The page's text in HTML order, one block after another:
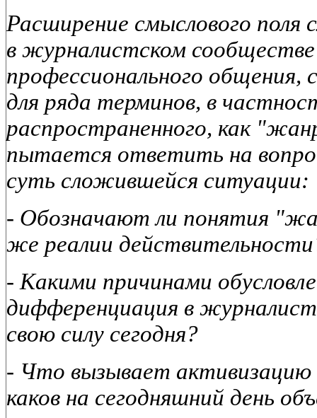
Расширение смыслового
в журналистском
профессионального общения,
для ряда терминов, в
распространенного, как
пытается ответить на
суть сложившейся ситуации:
- Обозначают ли понятия
же реалии
- Какими причинами
дифференциация в
свою силу сегодня?
- Что вызывает
каков на сегодняшний день